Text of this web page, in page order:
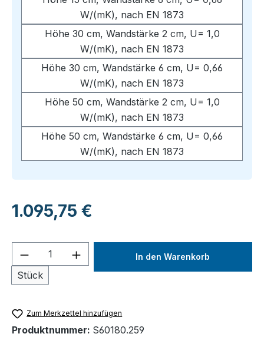
W/(mK), nach EN 1873
Höhe 30 cm, Wandstärke 2 cm, U= 1,0
W/(mK), nach EN 1873
Höhe 30 cm, Wandstärke 6 cm, U= 0,66
W/(mK), nach EN 1873
Höhe 50 cm, Wandstärke 2 cm, U= 1,0
W/(mK), nach EN 1873
Höhe 50 cm, Wandstärke 6 cm, U= 0,66
W/(mK), nach EN 1873
Regulärer Preis:
1.095,75 €
Produkt Anzahl: Gib den
Stück
In den Warenkorb
Zum Merkzettel hinzufügen
Produktnummer: S60180.259